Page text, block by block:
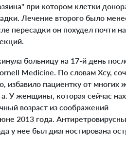
при котором клетки
Лечение второго было
пересадки он похудел почти
больницу на 17-й день
Medicine. По словам Хсу,
избавило пациентку от многих
У женщины, которая сейчас
возраст из соображений
2013 года.
у нее был диагностирована